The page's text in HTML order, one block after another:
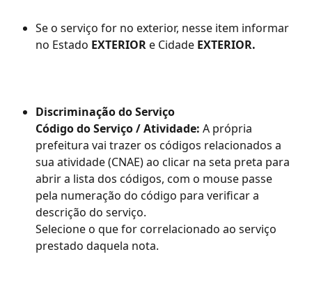
Se o serviço for no exterior, nesse item informar
no Estado EXTERIOR e Cidade EXTERIOR.
Discriminação do Serviço
Código do Serviço / Atividade: A própria
prefeitura vai trazer os códigos relacionados a
sua atividade (CNAE) ao clicar na seta preta para
abrir a lista dos códigos, com o mouse passe
pela numeração do código para verificar a
descrição do serviço.
Selecione o que for correlacionado ao serviço
prestado daquela nota.